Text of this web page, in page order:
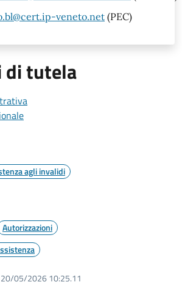
veneto.net (PEC)
di tutela
agli invalidi
Autorizzazioni
20/05/2026 10:25.11